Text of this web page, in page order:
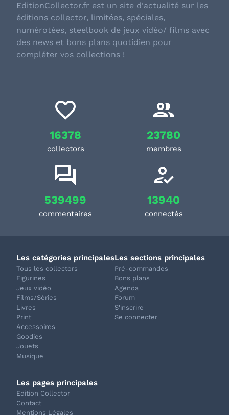
EditionCollector.fr est un site d'actualité sur les
éditions collector, limitées, spéciales,
numérotées, steelbook de jeux vidéo/ films avec
des news et bons plans quotidien pour
compléter vos collections !
16378
collectors
23780
membres
539499
commentaires
13940
connectés
Les catégories principales
Tous les collectors
Figurines
Jeux vidéo
Films/Séries
Livres
Print
Accessoires
Goodies
Jouets
Musique
Les sections principales
Pré-commandes
Bons plans
Agenda
Forum
S'inscrire
Se connecter
Les pages principales
Edition Collector
Contact
Mentions Légales